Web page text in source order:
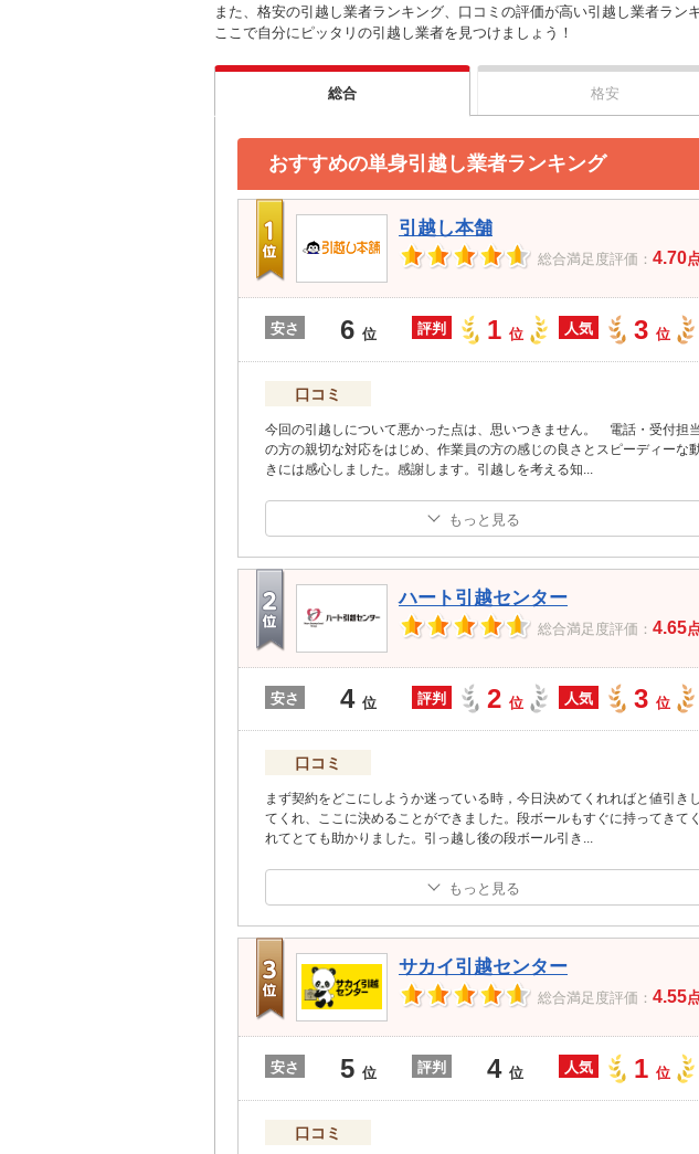
また、格安の引越し業者ランキング、口コミの評価が高い引越し業者ラン
ここで自分にピッタリの引越し業者を見つけましょう！
総合 格安
おすすめの単身引越し業者ランキング
引越し本舗
総合満足度評価： 4.70
安さ 6 位 評判 1 位 人気 3 位
口コミ
今回の引越しについて悪かった点は、思いつきません。 電話・受付担
の方の親切な対応をはじめ、作業員の方の感じの良さとスピーディーな
きには感心しました。感謝します。引越しを考える知
もっと見る
ハート引越センター
総合満足度評価： 4.65
安さ 4 位 評判 2 位 人気 3 位
口コミ
まず契約をどこにしようか迷っている時，今日決めてくれればと値引きし
てくれ、ここに決めることができました。段ボールもすぐに持ってきてく
れてとても助かりました。引っ越し後の段ボール引き ...
もっと見る
サカイ引越センター
総合満足度評価： 4.55
安さ 5 位 評判 4 位 人気 1 位
口コミ